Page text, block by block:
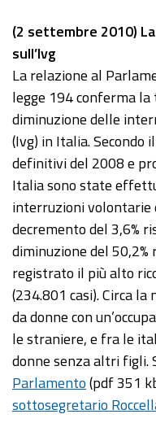
(2 settembre 2010)
sull’Ivg
La relazione al
legge 194 conferma
diminuzione delle
(Ivg) in Italia. Secondo
definitivi del 2008 e
Italia sono state
interruzioni volontarie
decremento del 3,6%
diminuzione del
registrato il più alto
(234.801 casi). Circa
da donne con
le straniere, e fra le
donne senza altri figli.
Parlamento(pdf 351
sottosegretario